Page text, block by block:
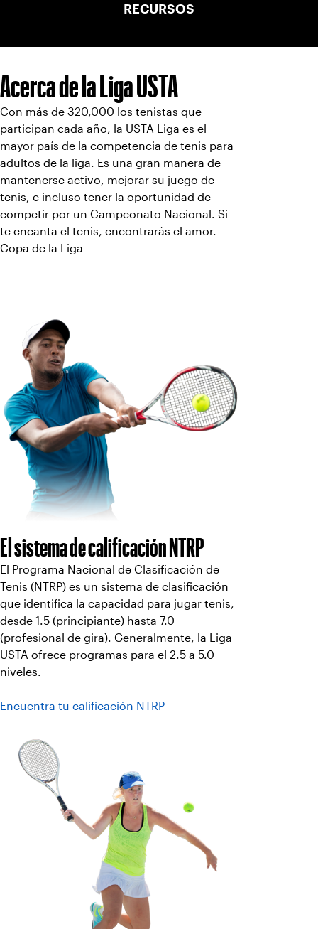
RECURSOS
Acerca de la Liga USTA
Con más de 320,000 los tenistas que
participan cada año, la USTA Liga es el
mayor país de la competencia de tenis para
adultos de la liga. Es una gran manera de
mantenerse activo, mejorar su juego de
tenis, e incluso tener la oportunidad de
competir por un Campeonato Nacional. Si
te encanta el tenis, encontrarás el amor.
Copa de la Liga
El sistema de calificación NTRP
El Programa Nacional de Clasificación de
Tenis (NTRP) es un sistema de clasificación
que identifica la capacidad para jugar tenis,
desde 1.5 (principiante) hasta 7.0
(profesional de gira). Generalmente, la Liga
USTA ofrece programas para el 2.5 a 5.0
niveles.
Encuentra tu calificación NTRP